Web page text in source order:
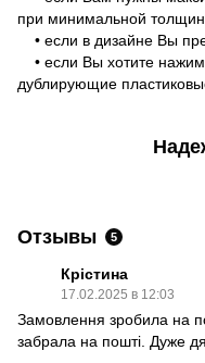
при минимальной
• если в дизайне Вы
• если Вы хотите
дублирующие
Отзывы 5
Крістина
17.02.2025 в 12:03
Замовлення зробила на
забрала на пошті. Дуже